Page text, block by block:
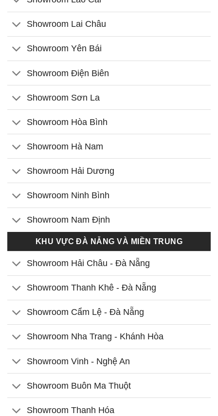
Showroom Lai Châu
Showroom Yên Bái
Showroom Điện Biên
Showroom Sơn La
Showroom Hòa Bình
Showroom Hà Nam
Showroom Hải Dương
Showroom Ninh Bình
Showroom Nam Định
KHU VỰC ĐÀ NẴNG VÀ MIỀN TRUNG
Showroom Hải Châu - Đà Nẵng
Showroom Thanh Khê - Đà Nẵng
Showroom Cẩm Lệ - Đà Nẵng
Showroom Nha Trang - Khánh Hòa
Showroom Vinh - Nghệ An
Showroom Buôn Ma Thuột
Showroom Thanh Hóa